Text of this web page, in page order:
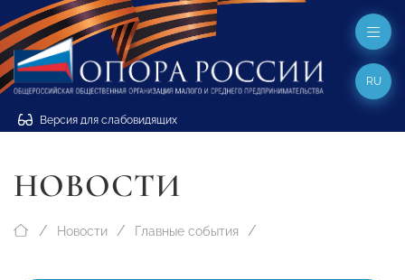
Версия для слабовидящих
RU
НОВОСТИ
Новости Главные события